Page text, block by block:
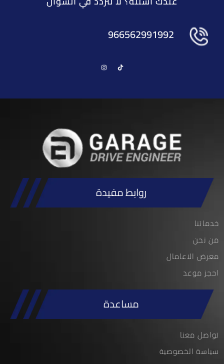
966562991992
روابط مفيدة
خدماتنا
من نحن
معرض الاعامال
احجز موعد
مساعدة
تواصل معنا
سياسة الخصوصية